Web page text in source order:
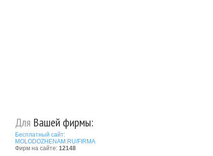
Для Вашей фирмы:
Бесплатный сайт:
MOLODOZHENAM.RU/FIRMA
Фирм на сайте: 12148